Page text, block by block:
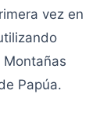
vez en
Papúa.